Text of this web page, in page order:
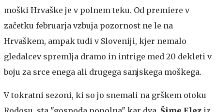
moški Hrvaške je v polnem teku. Od premiere v
začetku februarja vzbuja pozornost ne le na
Hrvaškem, ampak tudi v Sloveniji, kjer nemalo
gledalcev spremlja dramo in intrige med 20 dekleti v
boju za srce enega ali drugega sanjskega moškega.
V tokratni sezoni, ki so jo snemali na grškem otoku